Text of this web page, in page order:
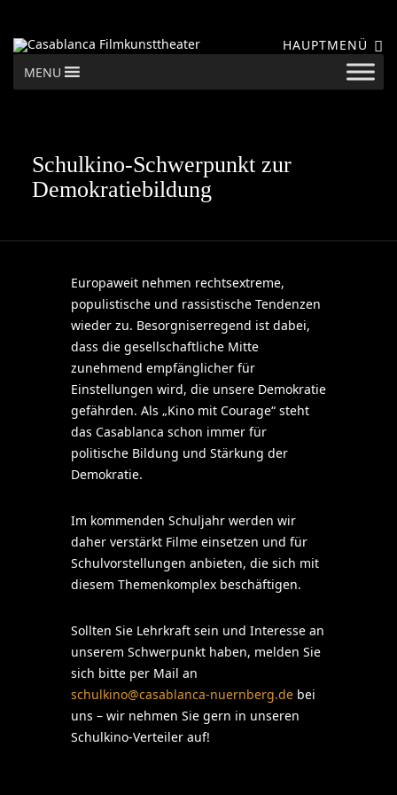
HAUPTMENÜ
MENU
Schulkino-Schwerpunkt zur
Demokratiebildung
Europaweit nehmen rechtsextreme,
populistische und rassistische Tendenzen
wieder zu. Besorgniserregend ist dabei,
dass die gesellschaftliche Mitte
zunehmend empfänglicher für
Einstellungen wird, die unsere Demokratie
gefährden. Als „Kino mit Courage“ steht
das Casablanca schon immer für
politische Bildung und Stärkung der
Demokratie.
Im kommenden Schuljahr werden wir
daher verstärkt Filme einsetzen und für
Schulvorstellungen anbieten, die sich mit
diesem Themenkomplex beschäftigen.
Sollten Sie Lehrkraft sein und Interesse an
unserem Schwerpunkt haben, melden Sie
sich bitte per Mail an
schulkino@casablanca-nuernberg.debei
uns – wir nehmen Sie gern in unseren
Schulkino-Verteiler auf!